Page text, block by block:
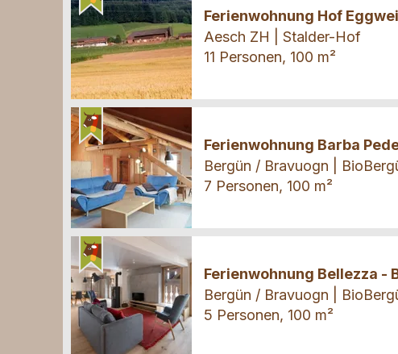
Ferienwohnung Hof
Aesch ZH | Stalder-Hof
11 Personen, 100 m²
Ferienwohnung Barba
Bergün / Bravuogn |
7 Personen, 100 m²
Ferienwohnung Bellezza -
Bergün / Bravuogn |
5 Personen, 100 m²